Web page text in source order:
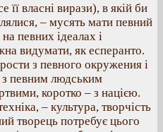
її власні вирази), в якій би
– мусять мати певний
певних ідеалах і
видумати, як есперанто.
з певного окружения і
з певним людським
коротко – з нацією.
– культура, творчість
творець потребує цього